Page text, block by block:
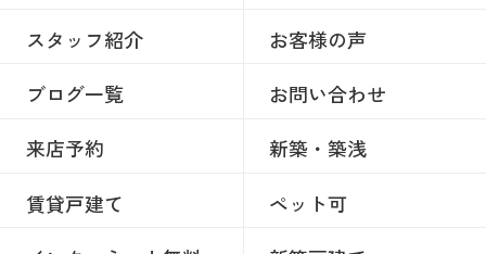
スタッフ紹介
お客様の声
ブログ一覧
お問い合わせ
来店予約
新築・築浅
賃貸戸建て
ペット可